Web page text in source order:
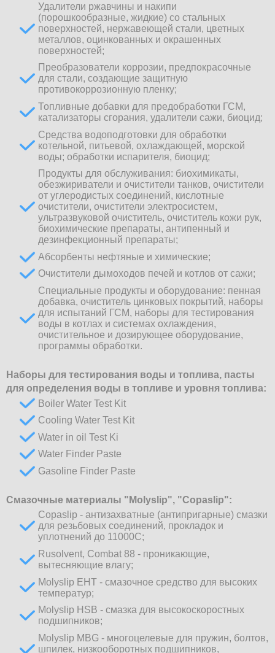
Удалители ржавчины и накипи
(порошкообразные, жидкие) со стальных
поверхностей, нержавеющей стали, цветных
металлов, оцинкованных и окрашенных
поверхностей;
Преобразователи коррозии, предпокрасочные
для стали, создающие защитную
противокоррозионную пленку;
Топливные добавки для предобработки ГСМ,
катализаторы сгорания, удалители сажи, биоцид;
Средства водоподготовки для обработки
котельной, питьевой, охлаждающей, морской
воды; обработки испарителя, биоцид;
Продукты для обслуживания: биохимикаты,
обезжириватели и очистители танков, очистители
от углеродистых соединений, кислотные
очистители, очистители электросистем,
ультразвуковой очиститель, очиститель кожи рук,
биохимические препараты, антипенный и
дезинфекционный препараты;
Абсорбенты нефтяные и химические;
Очистители дымоходов печей и котлов от сажи;
Специальные продукты и оборудование: пенная
добавка, очиститель цинковых покрытий, наборы
для испытаний ГСМ, наборы для тестирования
воды в котлах и системах охлаждения,
очистительное и дозирующее оборудование,
программы обработки.
Наборы для тестирования воды и топлива, пасты
для определения воды в топливе и уровня топлива:
Boiler Water Test Kit
Cooling Water Test Kit
Water in oil Test Ki
Water Finder Paste
Gasoline Finder Paste
Cмазочные материалы "Molyslip", "Copaslip":
Copaslip - антизахватные (антипригарные) смазки
для резьбовых соединений, прокладок и
уплотнений до 11000С;
Rusolvent, Combat 88 - проникающие,
вытесняющие влагу;
Molyslip EHT - смазочное средство для высоких
температур;
Molyslip HSB - смазка для высокоскоростных
подшипников;
Molyslip MBG - многоцелевые для пружин, болтов,
шпилек, низкооборотных подшипников,